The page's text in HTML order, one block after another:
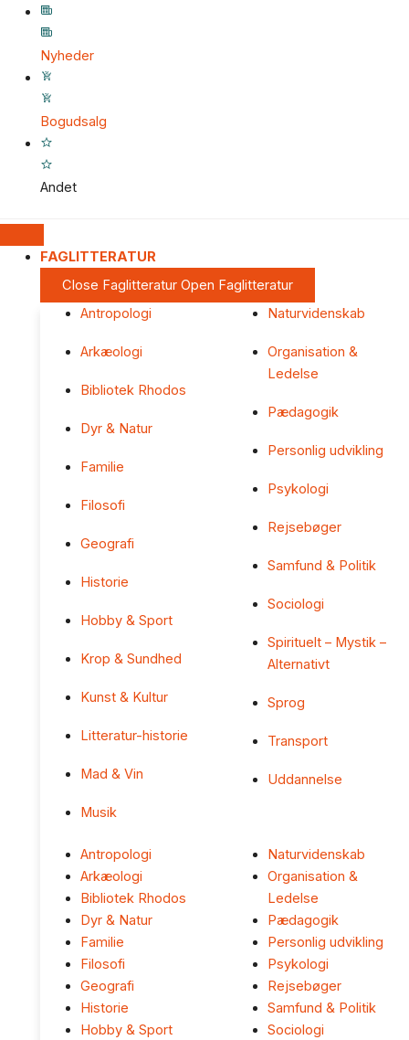
Nyheder
Bogudsalg
Andet
FAGLITTERATUR
Close Faglitteratur Open Faglitteratur
Antropologi
Arkæologi
Bibliotek Rhodos
Dyr & Natur
Familie
Filosofi
Geografi
Historie
Hobby & Sport
Krop & Sundhed
Kunst & Kultur
Litteratur-historie
Mad & Vin
Musik
Naturvidenskab
Organisation &
Ledelse
Pædagogik
Personlig udvikling
Psykologi
Rejsebøger
Samfund & Politik
Sociologi
Spirituelt – Mystik –
Alternativt
Sprog
Transport
Uddannelse
Antropologi
Arkæologi
Bibliotek Rhodos
Dyr & Natur
Familie
Filosofi
Geografi
Historie
Hobby & Sport
Naturvidenskab
Organisation &
Ledelse
Pædagogik
Personlig udvikling
Psykologi
Rejsebøger
Samfund & Politik
Sociologi